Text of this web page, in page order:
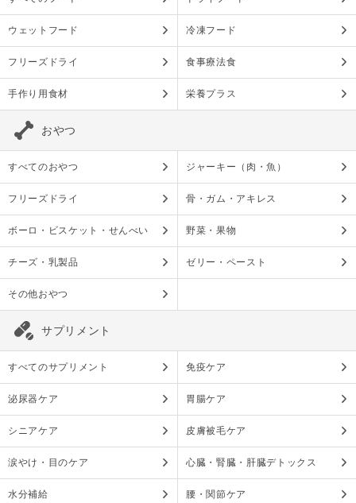
ウェットフード 冷凍フード
フリーズドライ 食事療法食
手作り用食材 栄養プラス
おやつ
すべてのおやつ ジャーキー（肉・魚）
フリーズドライ 骨・ガム・アキレス
ボーロ・ビスケット・せんべい 野菜・果物
チーズ・乳製品 ゼリー・ペースト
その他おやつ
サプリメント
すべてのサプリメント 免疫ケア
泌尿器ケア 胃腸ケア
シニアケア 皮膚被毛ケア
涙やけ・目のケア 心臓・腎臓・肝臓デトックス
水分補給 腰・関節ケア